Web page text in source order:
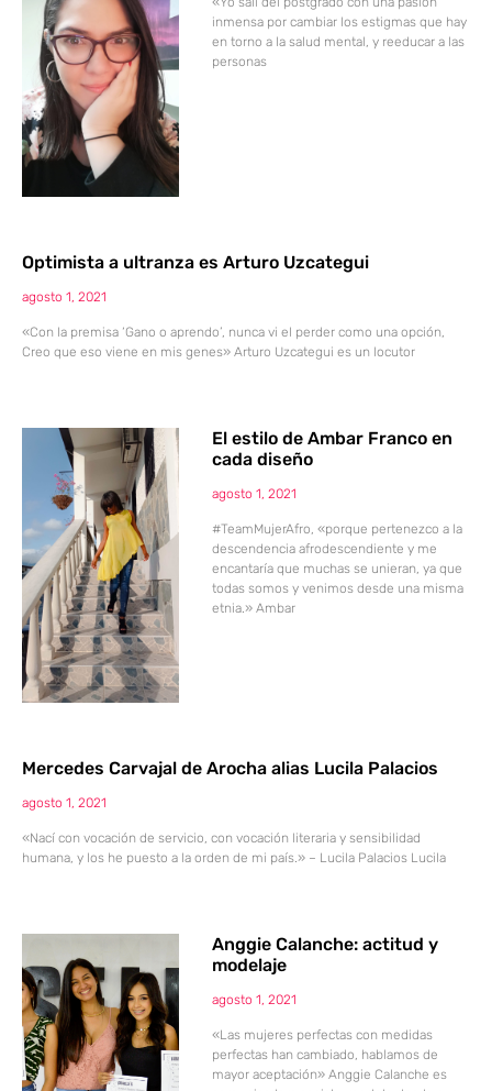
inmensa por cambiar los estigmas que hay
en torno a la salud mental, y reeducar a las
personas
Optimista a ultranza es Arturo Uzcategui
agosto 1, 2021
«Con la premisa ‘Gano o aprendo’, nunca vi el perder como una opción,
Creo que eso viene en mis genes» Arturo Uzcategui es un locutor
El estilo de Ambar Franco en
cada diseño
agosto 1, 2021
#TeamMujerAfro, «porque pertenezco a la
descendencia afrodescendiente y me
encantaría que muchas se unieran, ya que
todas somos y venimos desde una misma
etnia.» Ambar
Mercedes Carvajal de Arocha alias Lucila Palacios
agosto 1, 2021
«Nací con vocación de servicio, con vocación literaria y sensibilidad
humana, y los he puesto a la orden de mi país.» – Lucila Palacios Lucila
Anggie Calanche: actitud y
modelaje
agosto 1, 2021
«Las mujeres perfectas con medidas
perfectas han cambiado, hablamos de
mayor aceptación» Anggie Calanche es